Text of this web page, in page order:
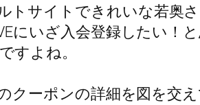
サイトできれいな若奥
にいざ入会登録したい！
すよね。
クーポンの詳細を図を交